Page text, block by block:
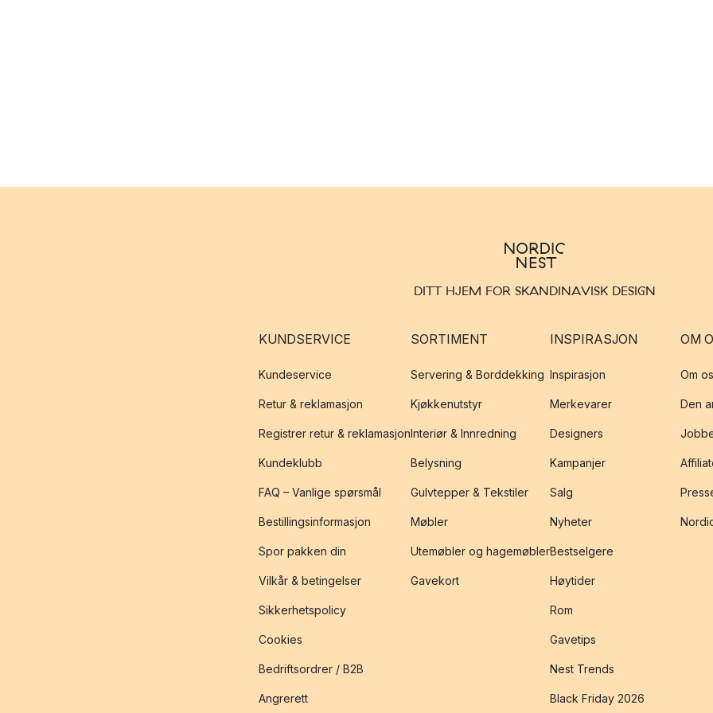
DITT HJEM FOR SKANDINAVISK DESIGN
KUNDSERVICE
Kundeservice
Retur & reklamasjon
Registrer retur & reklamasjon
Kundeklubb
FAQ – Vanlige spørsmål
Bestillingsinformasjon
Spor pakken din
Vilkår & betingelser
Sikkerhetspolicy
Cookies
Bedriftsordrer / B2B
Angrerett
SORTIMENT
Servering & Borddekking
Kjøkkenutstyr
Interiør & Innredning
Belysning
Gulvtepper & Tekstiler
Møbler
Utemøbler og hagemøbler
Gavekort
INSPIRASJON
Inspirasjon
Merkevarer
Designers
Kampanjer
Salg
Nyheter
Bestselgere
Høytider
Rom
Gavetips
Nest Trends
Black Friday 2026
OM
Om
Den